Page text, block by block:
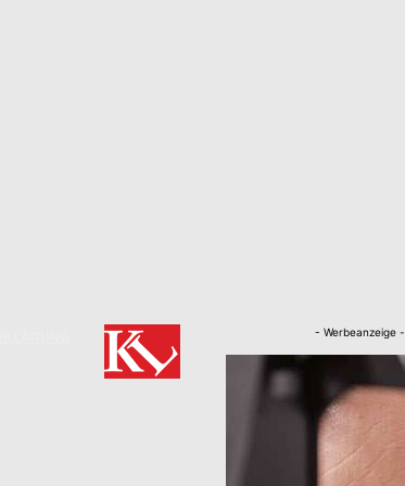
Kaiserslautern
- Werbeanzeige -